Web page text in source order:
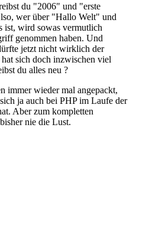
du "2006" und "erste
wer über "Hallo Welt" und
ist, wird sowas vermutlich
genommen haben. Und
jetzt nicht wirklich der
sich doch inzwischen viel
du alles neu ?
immer wieder mal angepackt,
ja auch bei PHP im Laufe der
Aber zum kompletten
nie die Lust.